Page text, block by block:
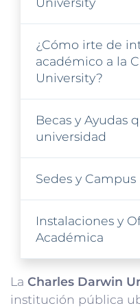
¿Cómo irte de
académico a la
University?
Becas y Ayudas
universidad
Sedes y Campus
Instalaciones y
Académica
La Charles Darwin
institución pública